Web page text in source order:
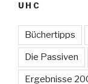
UHC
Büchertipps
Die Passiven
Ergebnisse